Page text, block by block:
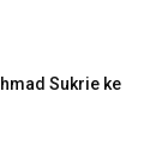
Sukrie ke